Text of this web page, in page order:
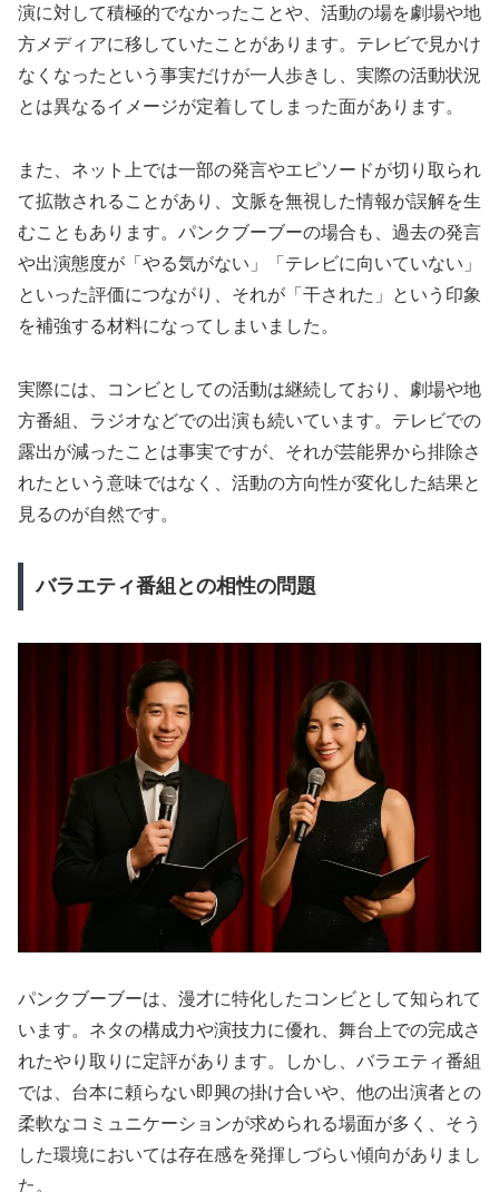
演に対して積極的でなかったことや、活動の場を劇場や地
方メディアに移していたことがあります。テレビで見かけ
なくなったという事実だけが一人歩きし、実際の活動状況
とは異なるイメージが定着してしまった面があります。
また、ネット上では一部の発言やエピソードが切り取られ
て拡散されることがあり、文脈を無視した情報が誤解を生
むこともあります。パンクブーブーの場合も、過去の発言
や出演態度が「やる気がない」「テレビに向いていない」
といった評価につながり、それが「干された」という印象
を補強する材料になってしまいました。
実際には、コンビとしての活動は継続しており、劇場や地
方番組、ラジオなどでの出演も続いています。テレビでの
露出が減ったことは事実ですが、それが芸能界から排除さ
れたという意味ではなく、活動の方向性が変化した結果と
見るのが自然です。
バラエティ番組との相性の問題
パンクブーブーは、漫才に特化したコンビとして知られて
います。ネタの構成力や演技力に優れ、舞台上での完成さ
れたやり取りに定評があります。しかし、バラエティ番組
では、台本に頼らない即興の掛け合いや、他の出演者との
柔軟なコミュニケーションが求められる場面が多く、そう
した環境においては存在感を発揮しづらい傾向がありまし
た。